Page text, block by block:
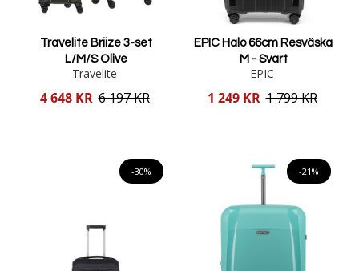
Travelite Briize 3-set
L/M/S Olive
Travelite
Reducerat
4 648 KR 6 197 KR
EPIC Halo 66cm Resväska
M - Svart
EPIC
Reducerat
1 249 KR 1 799 KR
-30% -21%